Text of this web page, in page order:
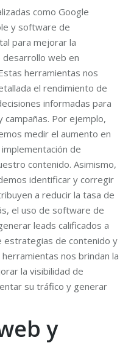
como Google
y software de
para mejorar la
web en
herramientas nos
el rendimiento de
informadas para
Por ejemplo,
medir el aumento en
de
contenido. Asimismo,
identificar y corregir
a reducir la tasa de
el uso de software de
leads calificados a
estrategias de contenido y
nos brindan la
la visibilidad de
su tráfico y generar
y